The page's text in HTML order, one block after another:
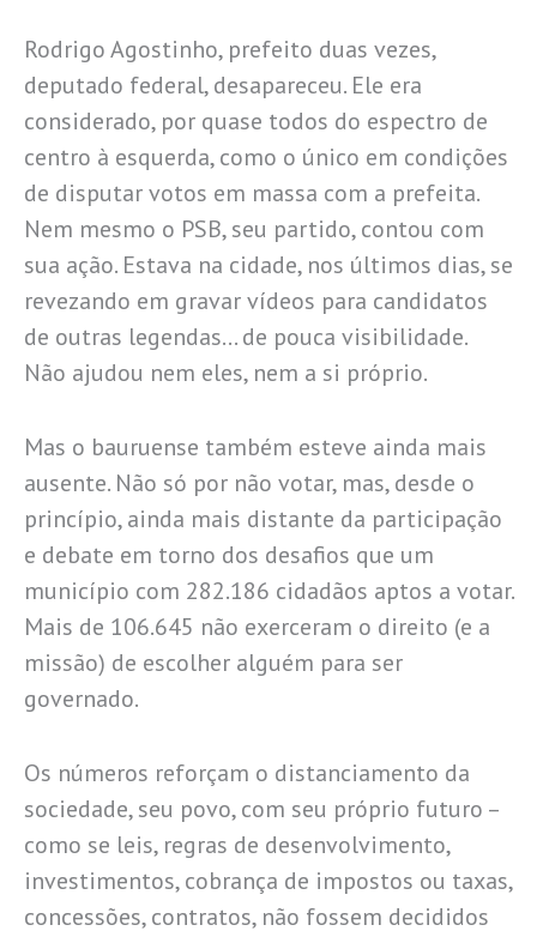
Rodrigo Agostinho, prefeito duas vezes,
deputado federal, desapareceu. Ele era
considerado, por quase todos do espectro de
centro à esquerda, como o único em condições
de disputar votos em massa com a prefeita.
Nem mesmo o PSB, seu partido, contou com
sua ação. Estava na cidade, nos últimos dias, se
revezando em gravar vídeos para candidatos
de outras legendas… de pouca visibilidade.
Não ajudou nem eles, nem a si próprio.
Mas o bauruense também esteve ainda mais
ausente. Não só por não votar, mas, desde o
princípio, ainda mais distante da participação
e debate em torno dos desafios que um
município com 282.186 cidadãos aptos a votar.
Mais de 106.645 não exerceram o direito (e a
missão) de escolher alguém para ser
governado.
Os números reforçam o distanciamento da
sociedade, seu povo, com seu próprio futuro –
como se leis, regras de desenvolvimento,
investimentos, cobrança de impostos ou taxas,
concessões, contratos, não fossem decididos